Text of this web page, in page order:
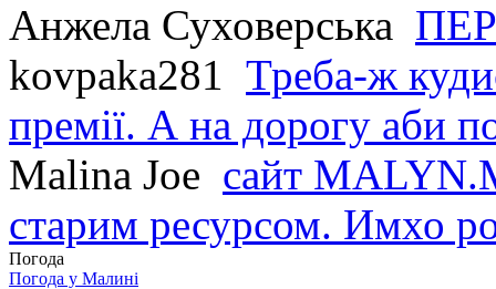
Анжела Суховерська
kovpaka281 Треба-ж
премії. А на дорогу аби
Malina Joe сайт
старим ресурсом. Имхо
Погода
Погода у Малині